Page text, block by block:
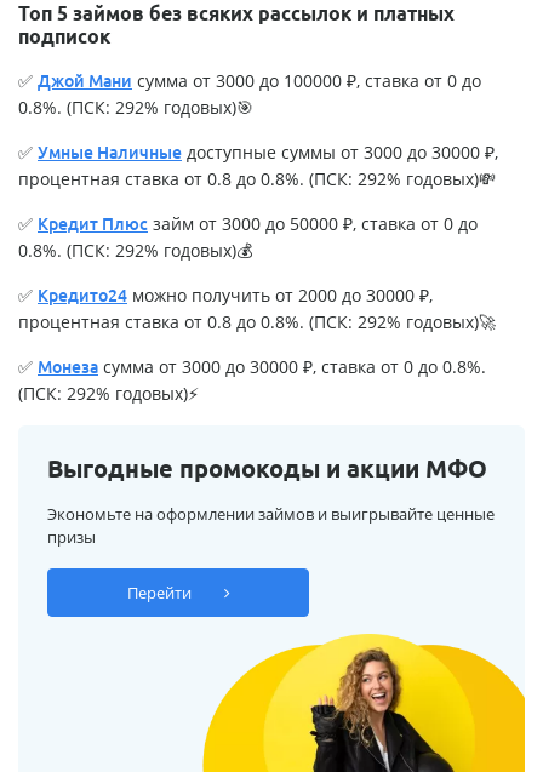
Топ 5 займов без всяких рассылок и платных
подписок
✅ Джой Мани сумма от 3000 до 100000 ₽, ставка от 0 до
0.8%. (ПСК: 292% годовых)🎯
✅ Умные Наличные доступные суммы от 3000 до 30000 ₽,
процентная ставка от 0.8 до 0.8%. (ПСК: 292% годовых)💸
✅ Кредит Плюс займ от 3000 до 50000 ₽, ставка от 0 до
0.8%. (ПСК: 292% годовых)💰
✅ Кредито24 можно получить от 2000 до 30000 ₽,
процентная ставка от 0.8 до 0.8%. (ПСК: 292% годовых)🚀
✅ Монеза сумма от 3000 до 30000 ₽, ставка от 0 до 0.8%.
(ПСК: 292% годовых)⚡
Выгодные промокоды и акции МФО
Экономьте на оформлении займов и выигрывайте ценные
призы
Перейти